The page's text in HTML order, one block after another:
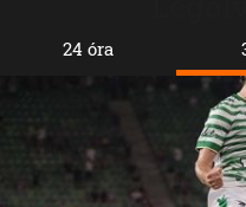
24 óra